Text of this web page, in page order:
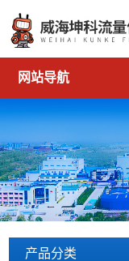
网站导航
产品分类